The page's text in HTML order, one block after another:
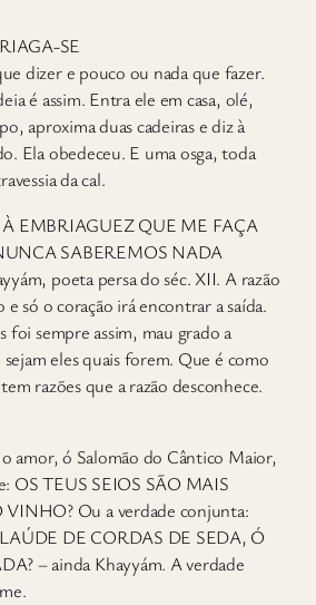
SE
dizer e pouco ou nada que fazer.
é assim. Entra ele em casa, olé,
aproxima duas cadeiras e diz à
Ela obedeceu. E uma osga, toda
da cal.
EMBRIAGUEZ QUE ME FAÇA
SABEREMOS NADA
poeta persa do séc. XII. A razão
só o coração irá encontrar a saída.
foi sempre assim, mau grado a
eles quais forem. Que é como
razões que a razão desconhece.
o amor, ó Salomão do Cântico Maior,
OS TEUS SEIOS SÃO MAIS
Ou a verdade conjunta:
DE CORDAS DE SEDA, Ó
– ainda Khayyám. A verdade